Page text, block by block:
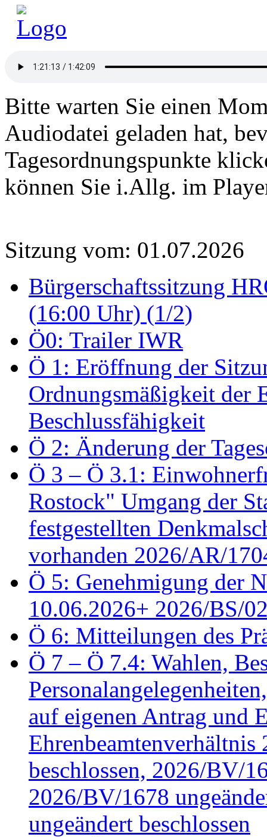
Bitte warten Sie einen
Audiodatei geladen hat,
Tagesordnungspunkte
können Sie i.Allg. im
Sitzung vom: 01.07.2026
Bürgerschaftssitzung
(16:00 Uhr) (1/2)
Ö0: Trailer IWR
Ö 1: Eröffnung der
Ordnungsmäßigkeit der
Beschlussfähigkeit
Ö 2: Änderung der
Ö 3 – Ö 3.1:
Rostock" Umgang der
festgestellten
vorhanden 2026/AR/
Ö 5: Genehmigung der
10.06.2026+ 2026/BS/
Ö 6: Mitteilungen des
Ö 7 – Ö 7.4: Wahlen,
auf eigenen Antrag und
beschlossen, 2026/BV/
2026/BV/1678
ungeändert beschlossen